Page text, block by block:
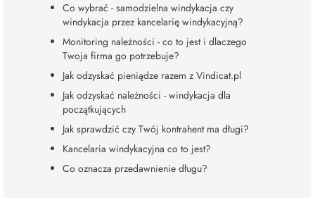
Co wybrać - samodzielna windykacja czy
windykacja przez kancelarię windykacyjną?
Monitoring należności - co to jest i dlaczego
Twoja firma go potrzebuje?
Jak odzyskać pieniądze razem z Vindicat.pl
Jak odzyskać należności - windykacja dla
początkujących
Jak sprawdzić czy Twój kontrahent ma długi?
Kancelaria windykacyjna co to jest?
Co oznacza przedawnienie długu?